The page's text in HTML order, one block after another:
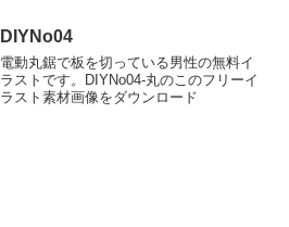
DIYNo04
電動丸鋸で板を切っている男性の無料イ
ラストです。DIYNo04-丸のこのフリーイ
ラスト素材画像をダウンロード